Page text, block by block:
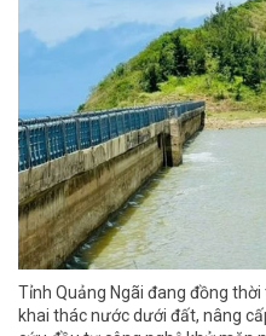
Tỉnh Quảng Ngãi đang đồng
khai thác nước dưới đất, nâng